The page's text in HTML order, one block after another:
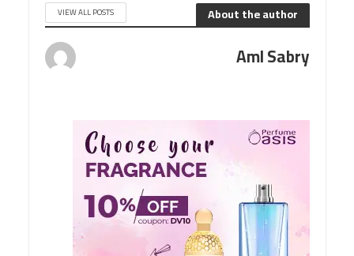
About the author
VIEW ALL POSTS
Aml Sabry